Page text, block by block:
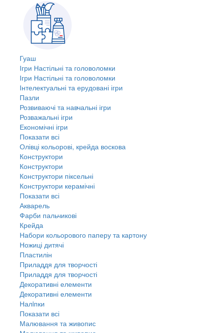
Гуаш
Ігри Настільні та головоломки
Ігри Настільні та головоломки
Інтелектуальні та ерудовані ігри
Пазли
Розвиваючі та навчальні ігри
Розважальні ігри
Економічні ігри
Показати всі
Олівці кольорові, крейда воскова
Конструктори
Конструктори
Конструктори піксельні
Конструктори керамічні
Показати всі
Акварель
Фарби пальчикові
Крейда
Набори кольорового паперу та картону
Ножиці дитячі
Пластилін
Приладдя для творчості
Приладдя для творчості
Декоративні елементи
Декоративні елементи
Налiпки
Показати всі
Малювання та живопис